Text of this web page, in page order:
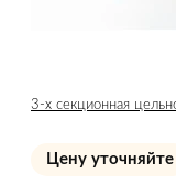
3-х секционная
Цену уточняйте